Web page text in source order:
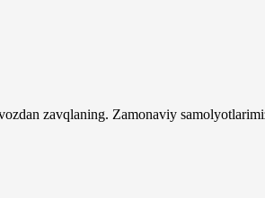
zavqlaning. Zamonaviy